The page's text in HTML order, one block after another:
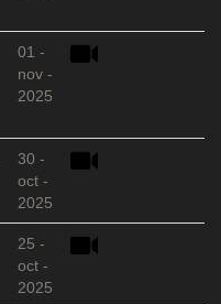
01 -
nov -
2025
30 -
oct -
2025
25 -
oct -
2025